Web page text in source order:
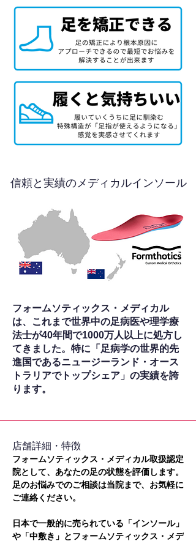
信頼と実績のメディカルインソール
フォームソティックス・メディカル
は、これまで世界中の足病医や理学療
法士が40年間で1000万人以上に処方し
てきました。特に「足病学の世界的先
進国であるニュージーランド・オース
トラリアでトップシェア」の実績を誇
ります。
​店舗詳細・特徴
フォームソティックス・メディカル取扱認定
院として、あなたの足の状態を評価します。
足のお悩みでのご相談は当院まで、お気軽に
ご連絡ください。
日本で一般的に売られている「インソール」
や「中敷き」とフォームソティックス・メデ